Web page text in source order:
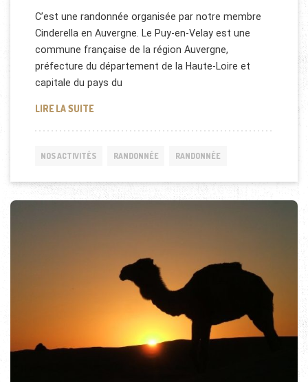
C’est une randonnée organisée par notre membre
Cinderella en Auvergne. Le Puy-en-Velay est une
commune française de la région Auvergne,
préfecture du département de la Haute-Loire et
capitale du pays du
LIRE LA SUITERANDONNÉE PUY EN VELAY ET CASCADE DE BEAUME
NOS ACTIVITÉS RANDONNÉE RANDONNÉE